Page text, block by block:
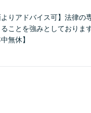
りアドバイス可】法律の
ことを強みとしておりま
無休】